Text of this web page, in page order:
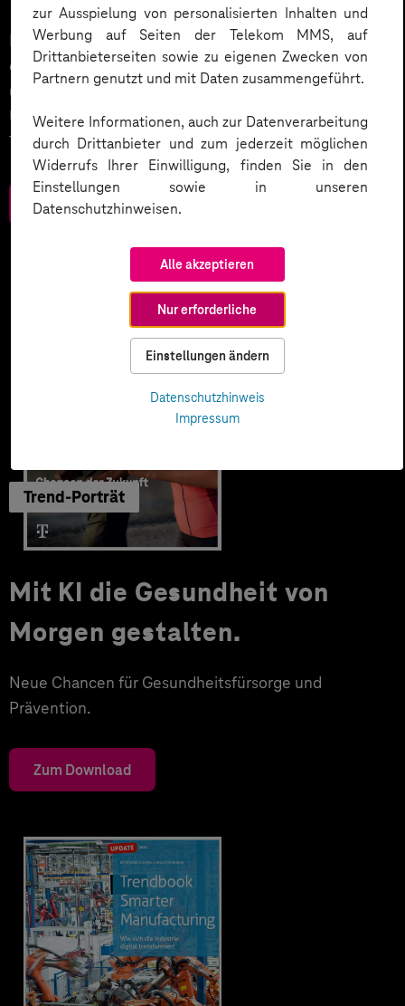
zur Ausspielung von personalisierten Inhalten und
Werbung auf Seiten der Telekom MMS, auf
Drittanbieterseiten sowie zu eigenen Zwecken von
Partnern genutzt und mit Daten zusammengeführt.
Weitere Informationen, auch zur Datenverarbeitung
durch Drittanbieter und zum jederzeit möglichen
Widerrufs Ihrer Einwilligung, finden Sie in den
Einstellungen sowie in unseren
Datenschutzhinweisen.
Alle akzeptieren
Nur erforderliche
Einstellungen ändern
Datenschutzhinweis
Impressum
KI wird der nächste große Treiber in der Digitalisierung
des Kundenservices sein. Wie wird dies umgesetzt
und welche weiteren Smart Services setzen
Unternehmen ein? Werfen Sie einen Blick in unser
Trendbook.
Zum Download
Trend-Porträt
Mit KI die Gesundheit von
Morgen gestalten.
Neue Chancen für Gesundheitsfürsorge und
Prävention.
Zum Download